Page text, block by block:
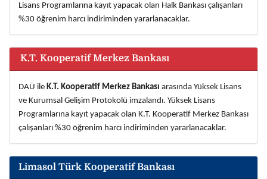
Lisans Programlarına kayıt yapacak olan Halk Bankası çalışanları
%30 öğrenim harcı indiriminden yararlanacaklar.
K.T. Kooperatif Merkez Bankası
DAÜ ile K.T. Kooperatif Merkez Bankası arasında Yüksek Lisans
ve Kurumsal Gelişim Protokolü imzalandı. Yüksek Lisans
Programlarına kayıt yapacak olan K.T. Kooperatif Merkez Bankası
çalışanları %30 öğrenim harcı indiriminden yararlanacaklar.
Limasol Türk Kooperatif Bankası